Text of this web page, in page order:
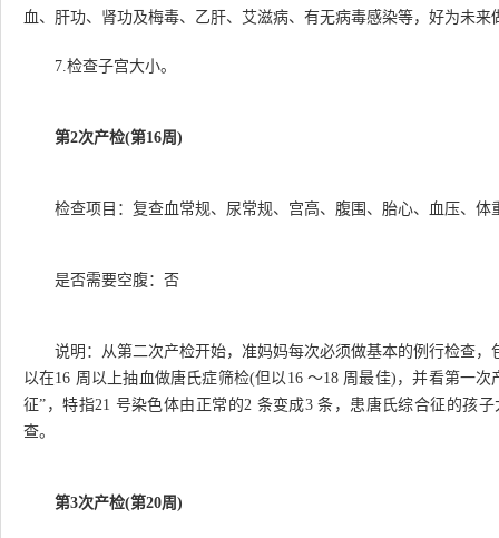
血、肝功、肾功及梅毒、乙肝、艾滋病、有无病毒感染等，好为未来
7.检查子宫大小。
第2次产检(第16周)
检查项目：复查血常规、尿常规、宫高、腹围、胎心、血压、体
是否需要空腹：否
说明：从第二次产检开始，准妈妈每次必须做基本的例行检查
以在16 周以上抽血做唐氏症筛检(但以16 ～18 周最佳)，并看第一
征”，特指21 号染色体由正常的2 条变成3 条，患唐氏综合征的孩
查。
第3次产检(第20周)